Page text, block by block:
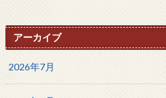
アーカイブ
2026年7月